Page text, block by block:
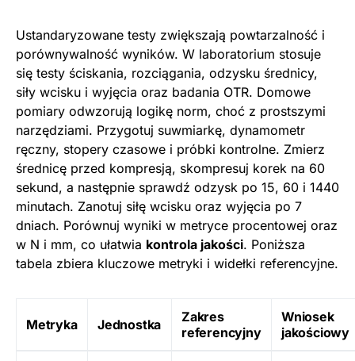
Ustandaryzowane testy zwiększają powtarzalność i
porównywalność wyników. W laboratorium stosuje
się testy ściskania, rozciągania, odzysku średnicy,
siły wcisku i wyjęcia oraz badania OTR. Domowe
pomiary odwzorują logikę norm, choć z prostszymi
narzędziami. Przygotuj suwmiarkę, dynamometr
ręczny, stopery czasowe i próbki kontrolne. Zmierz
średnicę przed kompresją, skompresuj korek na 60
sekund, a następnie sprawdź odzysk po 15, 60 i 1440
minutach. Zanotuj siłę wcisku oraz wyjęcia po 7
dniach. Porównuj wyniki w metryce procentowej oraz
w N i mm, co ułatwia kontrola jakości. Poniższa
tabela zbiera kluczowe metryki i widełki referencyjne.
Metryka Jednostka
Zakres
referencyjny
Wniosek
jakościowy